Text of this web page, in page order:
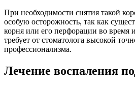
При необходимости снятия такой
особую осторожность, так как
корня или его перфорации во время
требует от стоматолога высокой
профессионализма.
Лечение воспаления